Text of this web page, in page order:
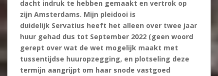
dacht indruk te hebben gemaakt en vertrok op
zijn Amsterdams. Mijn pleidooi is
duidelijk Servatius heeft het alleen over twee jaar
huur gehad dus tot September 2022 (geen woord
gerept over wat de wet mogelijk maakt met
tussentijdse huuropzegging, en plotseling deze
termijn aangrijpt om haar snode vastgoed